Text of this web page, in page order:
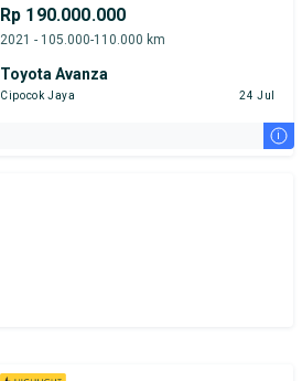
Rp 190.000.000
2021 - 105.000-110.000 km
Toyota Avanza
Cipocok Jaya 24 Jul
i